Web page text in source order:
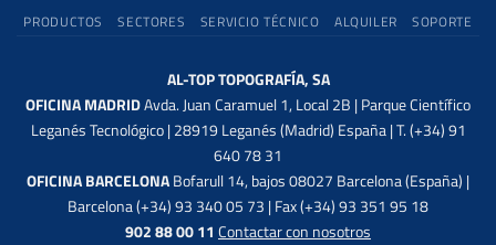
PRODUCTOS SECTORES SERVICIO TÉCNICO ALQUILER SOPORTE
AL-TOP TOPOGRAFÍA, SA
OFICINA MADRIDAvda. Juan Caramuel 1, Local 2B | Parque Científico
Leganés Tecnológico | 28919 Leganés (Madrid) España | T. (+34) 91
640 78 31
OFICINA BARCELONABofarull 14, bajos 08027 Barcelona (España) |
Barcelona (+34) 93 340 05 73 | Fax (+34) 93 351 95 18
902 88 00 11 Contactar con nosotros